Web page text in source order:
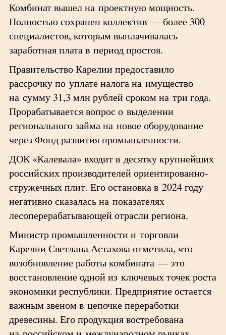
Комбинат вышел на проектную мощность.
Полностью сохранен коллектив — более 300
специалистов, которым выплачивалась
заработная плата в период простоя.
Правительство Карелии предоставило
рассрочку по уплате налога на имущество
на сумму 31,3 млн рублей сроком на три года.
Прорабатывается вопрос о выделении
регионального займа на новое оборудование
через Фонд развития промышленности.
ДОК «Калевала» входит в десятку крупнейших
российских производителей ориентированно-
стружечных плит. Его остановка в 2024 году
негативно сказалась на показателях
лесоперерабатывающей отрасли региона.
Министр промышленности и торговли
Карелии Светлана Астахова отметила, что
возобновление работы комбината — это
восстановление одной из ключевых точек роста
экономики республики. Предприятие остается
важным звеном в цепочке переработки
древесины. Его продукция востребована